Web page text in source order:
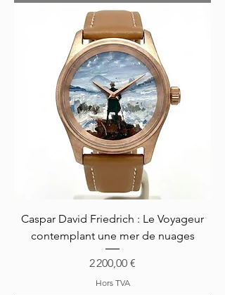
Caspar David Friedrich : Le Voyageur
contemplant une mer de nuages
Prix
2 200,00 €
Hors TVA